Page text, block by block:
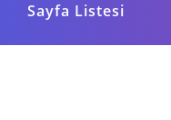
Sayfa Listesi